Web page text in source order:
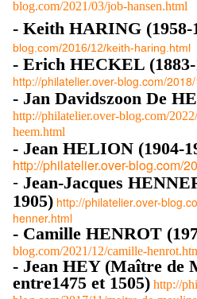
blog.com/2021/03/job-hansen.html
- Keith HARING (1958-
blog.com/2016/12/keith-haring.html
- Erich HECKEL (1883-
http://philatelier.over-blog.com/
- Jan Davidszoon De
http://philatelier.over-blog.com/
heem.html
- Jean HELION (1904-
http://philatelier.over-blog.com/
- Jean-Jacques
1905) http://philatelier.over-
henner.html
- Camille HENROT
blog.com/2021/12/camille-
- Jean HEY (Maître de
entre1475 et 1505) http://